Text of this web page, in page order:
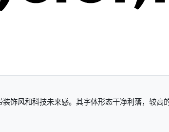
饰风和科技未来感。其字体形态干净利落，较